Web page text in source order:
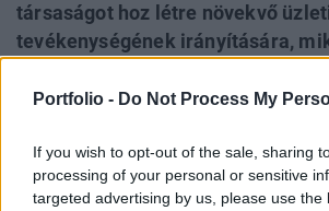
Portfolio - Do Not Process My
If you wish to opt-out of the sale, sharing
processing of your personal or sensitive
targeted advertising by us, please use the
társaságot hoz létre növekvő
tevékenységének irányítására,
által előírt korlátozásokat. Ez a
vonzzon és finanszírozza az egyre
váló kutatásait.